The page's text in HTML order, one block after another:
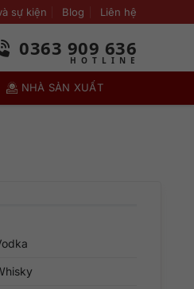
sự kiện Blog Liên hệ
0363 909 636
NHÀ SẢN XUẤT